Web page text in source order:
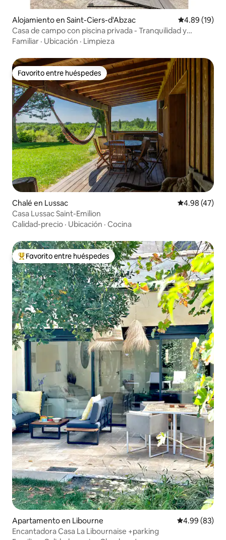
Alojamiento en Saint-Ciers-d'Abzac Calificación
4.89 (19)
Casa de campo con piscina privada - Tranquilidad y
naturaleza
Familiar · Ubicación · Limpieza
Favorito entre huéspedes
Favorito entre huéspedes
Chalé en Lussac Calificación
4.98 (47)
Casa Lussac Saint-Emilion
Calidad-precio · Ubicación · Cocina
Favorito entre huéspedes preferido
Favorito entre huéspedes
Apartamento en Libourne Calificación
4.99 (83)
Encantadora Casa La Libournaise +parking